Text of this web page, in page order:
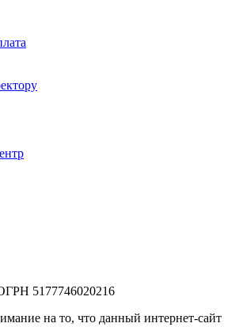
5177746020216
на то, что данный интернет-сайт